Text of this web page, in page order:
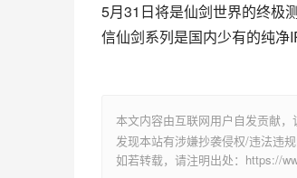
5月31日将是仙剑世界的终极
信仙剑系列是国内少有的纯净
本文内容由互联网用户自发贡献
发现本站有涉嫌抄袭侵权/违法违
如若转载，请注明出处：https://